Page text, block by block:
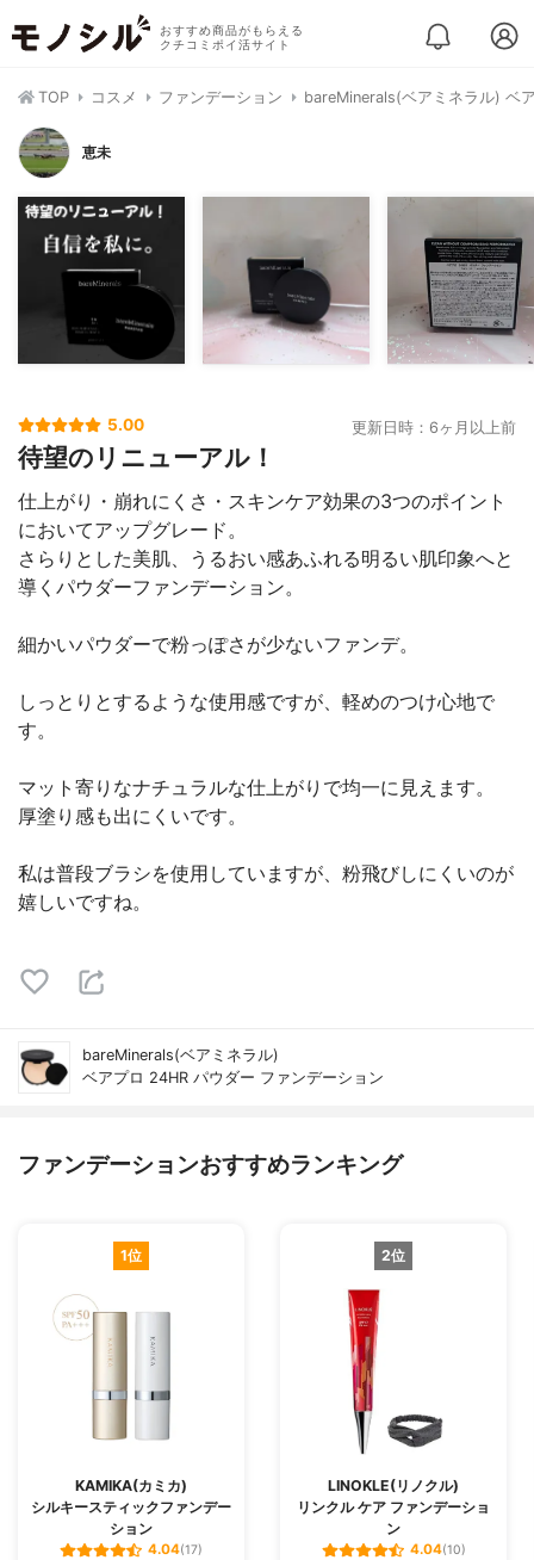
おすすめ商品がもらえる
クチコミポイ活サイト
TOP コスメ ファンデーション bareMinerals(ベアミネラル) ベ
恵未
5.00 更新日時：6ヶ月以上前
待望のリニューアル！
仕上がり・崩れにくさ・スキンケア効果の3つのポイント
においてアップグレード。
さらりとした美肌、うるおい感あふれる明るい肌印象へと
導くパウダーファンデーション。
細かいパウダーで粉っぽさが少ないファンデ。
しっとりとするような使用感ですが、軽めのつけ心地で
す。
マット寄りなナチュラルな仕上がりで均一に見えます。
厚塗り感も出にくいです。
私は普段ブラシを使用していますが、粉飛びしにくいのが
嬉しいですね。
bareMinerals(ベアミネラル)
ベアプロ 24HR パウダー ファンデーション
ファンデーションおすすめランキング
1位
KAMIKA(カミカ)
シルキースティックファンデー
ション
4.04(17)
2位
LINOKLE(リノクル)
リンクル ケア ファンデーショ
ン
4.04(10)